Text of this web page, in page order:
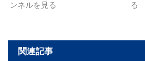
ンネルを見る
る
関連記事